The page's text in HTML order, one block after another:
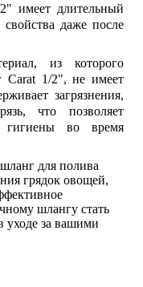
имеет длительный
даже после
из которого
Carat 1/2", не имеет
загрязнения,
что позволяет
гигиены во время
для полива
грядок овощей,
шлангу стать
за вашими